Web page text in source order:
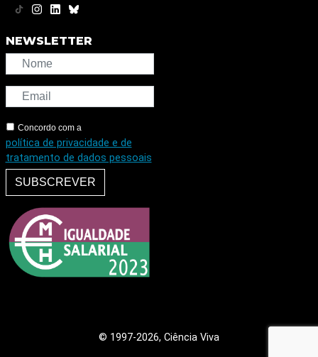
NEWSLETTER
Concordo com a
política de privacidade e de
tratamento de dados pessoais
SUBSCREVER
© 1997-2026, Ciência Viva